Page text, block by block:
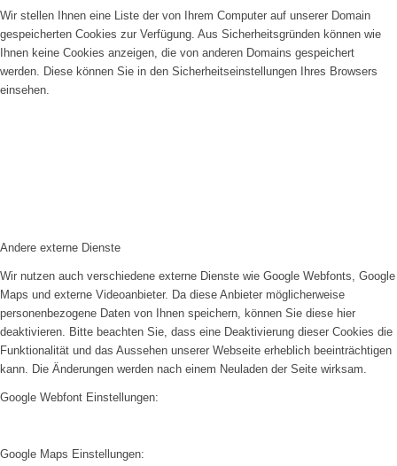
Wir stellen Ihnen eine Liste der von Ihrem Computer auf unserer Domain
gespeicherten Cookies zur Verfügung. Aus Sicherheitsgründen können wie
Ihnen keine Cookies anzeigen, die von anderen Domains gespeichert
werden. Diese können Sie in den Sicherheitseinstellungen Ihres Browsers
einsehen.
Andere externe Dienste
Wir nutzen auch verschiedene externe Dienste wie Google Webfonts, Google
Maps und externe Videoanbieter. Da diese Anbieter möglicherweise
personenbezogene Daten von Ihnen speichern, können Sie diese hier
deaktivieren. Bitte beachten Sie, dass eine Deaktivierung dieser Cookies die
Funktionalität und das Aussehen unserer Webseite erheblich beeinträchtigen
kann. Die Änderungen werden nach einem Neuladen der Seite wirksam.
Google Webfont Einstellungen:
Google Maps Einstellungen: